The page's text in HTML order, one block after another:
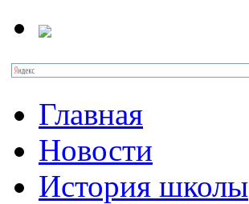
Главная
Новости
История школы